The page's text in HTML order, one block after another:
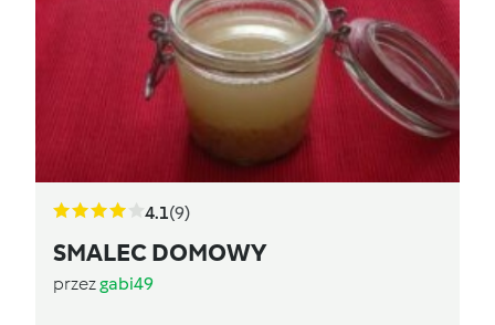
4.1(9)
SMALEC DOMOWY
przezgabi49